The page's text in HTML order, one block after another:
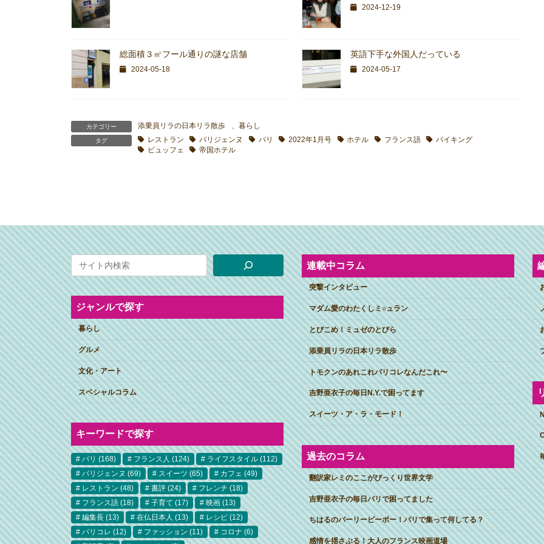
2024-12-19
総面積３㎡フール通りの謎な店舗
2024-05-18
英語下手な外国人だっている
2024-05-17
カテゴリー 添乗員リラの日本リラ散歩 暮らし
タグ レストラン パリジェンヌ パリ 2022年1月号 ホテル フランス語
バイキング
ビュッフェ
帝国ホテル
ジャンルで探す
暮らし
グルメ
文化・アート
スペシャルコラム
キーワードで探す
パリ (168) フランス人 (124) ライフスタイル (112)
パリジェンヌ (69) スイーツ (65) カフェ (49)
レストラン (48) 書評 (24) フレンチ (18)
フランス語 (18) 子育て (17) 映画 (13)
編集長 (13) 在仏日本人 (13) レシピ (12)
パリコレ (12) ファッション (11) コロナ (6)
連載中コラム
突撃インタビュー
マダム愛のわたくしミ○ュラン
とびこめ！ミュゼのとびら
添乗員リラの日本リラ散歩
トモクンのあれこれパリコレなんだこれ〜
吉野亜衣子の毎日N.Y.で困ってます
スイーツ・ア・ラ・モード！
過去のコラム
翻訳家レミのここがびっくり世界文学
吉野亜衣子の毎日パリで困ってました
ちはるのパーリーピーポー！パリで集って何してる？
感情を揺さぶる！大人のフランス映画道場